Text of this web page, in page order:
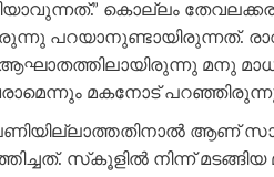
കൊല്ലം
പറയാനുണ്ടായിരുന്നത്.
മനു
മകനോട്
പണിയില്ലാത്തതിനാല്‍
സ്‌കൂളില്‍ നിന്ന് മടങ്ങിയ